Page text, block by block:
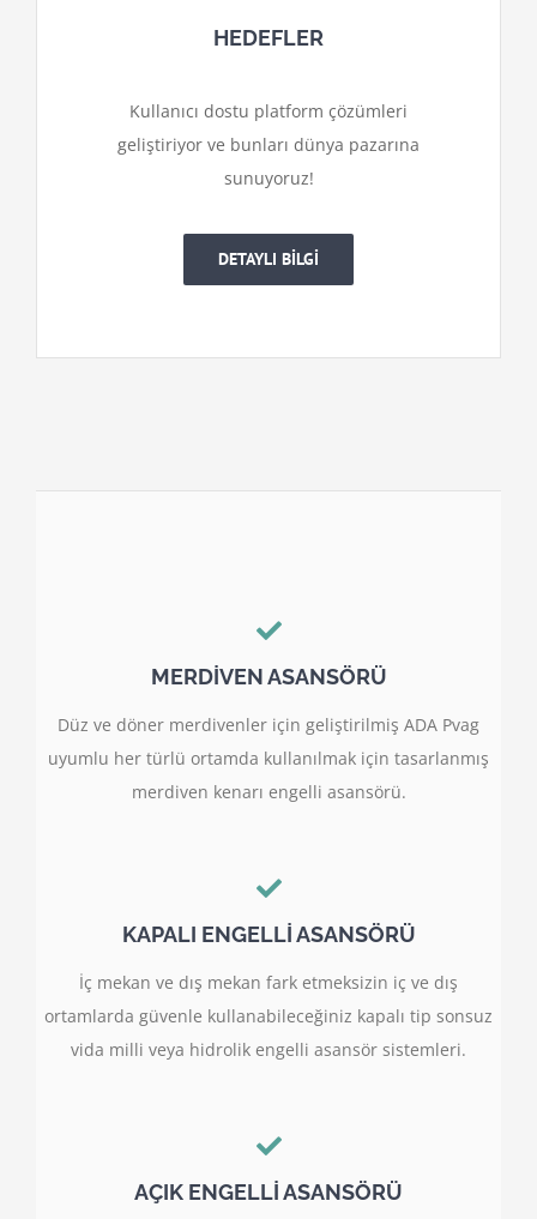
HEDEFLER
Kullanıcı dostu platform çözümleri
geliştiriyor ve bunları dünya pazarına
sunuyoruz!
DETAYLI BİLGİ
MERDİVEN ASANSÖRÜ
Düz ve döner merdivenler için geliştirilmiş ADA Pvag
uyumlu her türlü ortamda kullanılmak için tasarlanmış
merdiven kenarı engelli asansörü.
KAPALI ENGELLİ ASANSÖRÜ
İç mekan ve dış mekan fark etmeksizin iç ve dış
ortamlarda güvenle kullanabileceğiniz kapalı tip sonsuz
vida milli veya hidrolik engelli asansör sistemleri.
AÇIK ENGELLİ ASANSÖRÜ